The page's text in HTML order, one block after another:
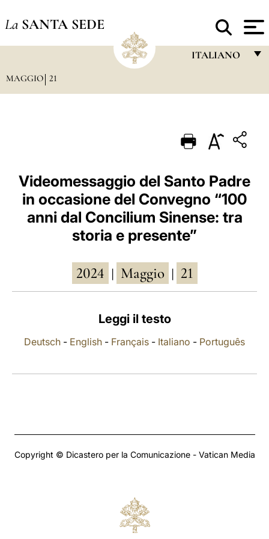
La SANTA SEDE
ITALIANO
PORTUGUÊS
ESPAÑOL
DEUTSCH
POLSKI
中文
LATINE
MAGGIO 21
Videomessaggio del Santo Padre
in occasione del Convegno “100
anni dal Concilium Sinense: tra
storia e presente”
2024 Maggio 21
Leggi il testo
Deutsch - English - Français - Italiano - Português
Copyright © Dicastero per la Comunicazione - Vatican Media